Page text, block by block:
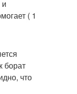
( 1
борат
что